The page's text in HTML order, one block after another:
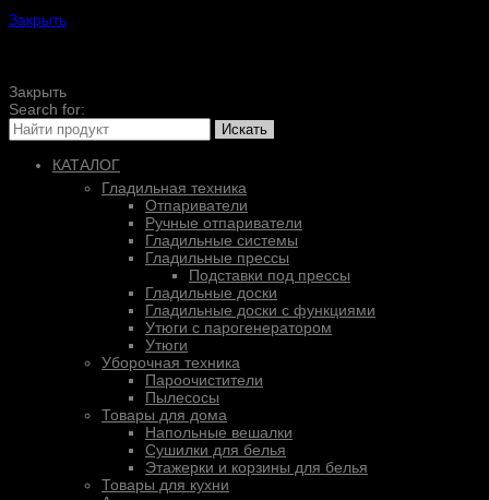
Закрыть
Закрыть
Search for:
Искать
КАТАЛОГ
Гладильная техника
Отпариватели
Ручные отпариватели
Гладильные системы
Гладильные прессы
Подставки под прессы
Гладильные доски
Гладильные доски с функциями
Утюги с парогенератором
Утюги
Уборочная техника
Пароочистители
Пылесосы
Товары для дома
Напольные вешалки
Сушилки для белья
Этажерки и корзины для белья
Товары для кухни